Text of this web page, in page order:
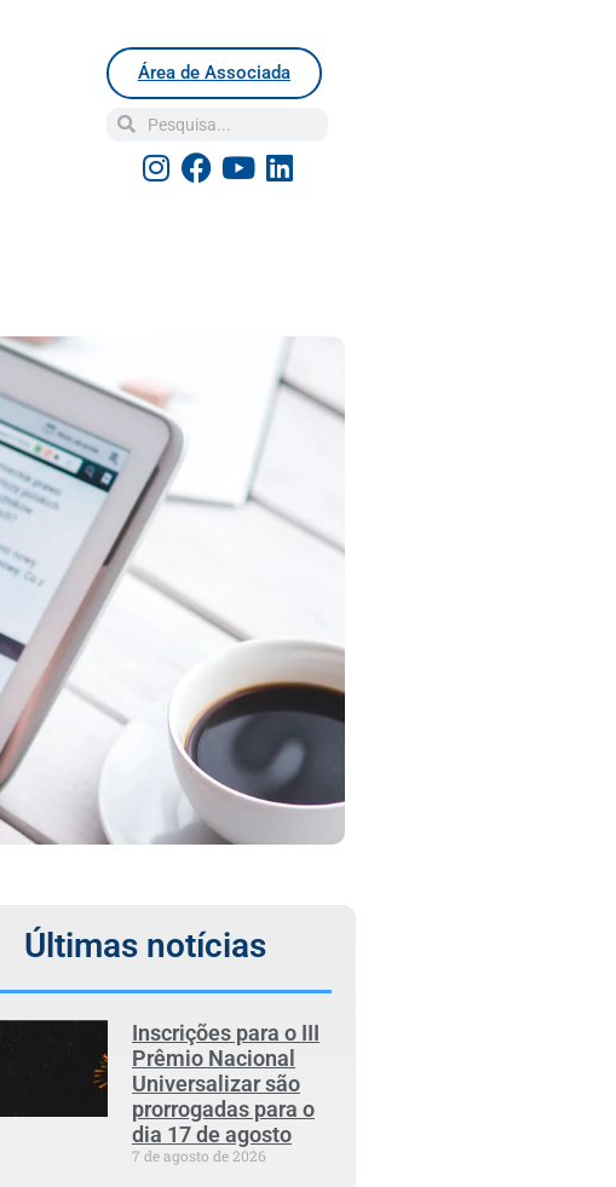
Área de Associada
Últimas notícias
Inscrições para o III
Prêmio Nacional
Universalizar são
prorrogadas para o
dia 17 de agosto
7 de agosto de 2026